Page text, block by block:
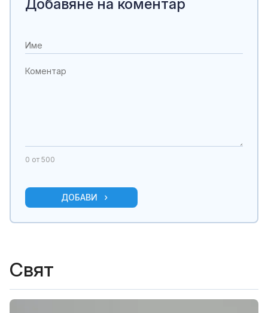
Добавяне на коментар
0 от 500
ДОБАВИ
Свят